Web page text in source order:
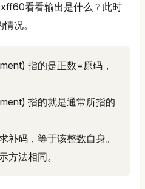
看看输出是什么？此时
况。
指的是正数=原码，
指的就是通常所指的
补码，等于该整数自身。
方法相同。